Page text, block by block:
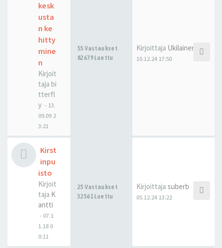
kesk
usta
n ke
hitty
mine
n
Kirjoit
taja bi
tterfl
y - 13.
09.09 2
3:21
55 Vastaukset
82679 Luettu
Kirjoittaja Ukilainen
10.12.24 17:50
Kirst
inpu
isto
Kirjoit
taja K
antti
- 07.1
1.18 0
0:11
25 Vastaukset
32561 Luettu
Kirjoittaja suberb
05.12.24 13:22